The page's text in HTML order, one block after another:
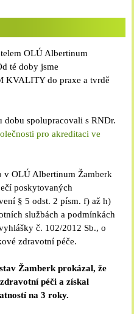
OLÚ Albertinum
té doby jsme
KVALITY do praxe a tvrdě
dobu spolupracovali s RNDr.
pro akreditaci ve
v OLÚ Albertinum Žamberk
poskytovaných
§ 5 odst. 2 písm. f) až h)
službách a podmínkách
č. 102/2012 Sb., o
zdravotní péče.
Žamberk prokázal, že
péči a získal
na 3 roky.